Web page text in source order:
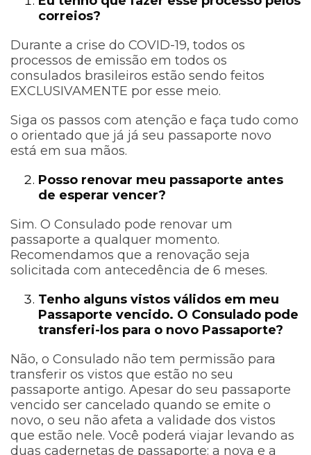
correios?
Durante a crise do COVID-19, todos os
processos de emissão em todos os
consulados brasileiros estão sendo feitos
EXCLUSIVAMENTE por esse meio.
Siga os passos com atenção e faça tudo como
o orientado que já já seu passaporte novo
está em sua mãos.
Posso renovar meu passaporte antes
de esperar vencer?
Sim. O Consulado pode renovar um
passaporte a qualquer momento.
Recomendamos que a renovação seja
solicitada com antecedência de 6 meses.
Tenho alguns vistos válidos em meu
Passaporte vencido. O Consulado pode
transferi-los para o novo Passaporte?
Não, o Consulado não tem permissão para
transferir os vistos que estão no seu
passaporte antigo. Apesar do seu passaporte
vencido ser cancelado quando se emite o
novo, o seu não afeta a validade dos vistos
que estão nele. Você poderá viajar levando as
duas cadernetas de passaporte: a nova e a